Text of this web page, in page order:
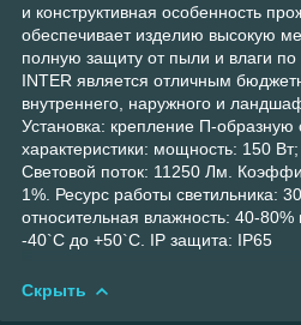
и конструктивная особенность
обеспечивает изделию высокую
полную защиту от пыли и влаги
INTER является отличным
внутреннего, наружного и
Установка: крепление П-образную
характеристики: мощность: 150
Световой поток: 11250 Лм.
1%. Ресурс работы светильника:
относительная влажность: 40-
-40`С до +50`С. IP защита: IP65
Скрыть